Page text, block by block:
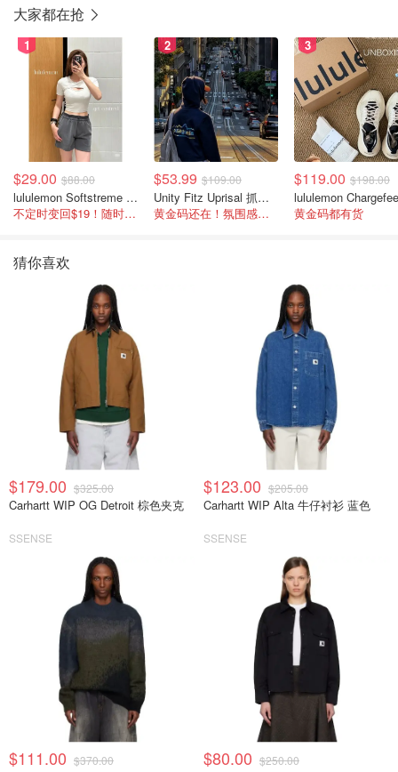
大家都在抢
1
$29.00 $88.00
lululemon Softstreme 女士高腰短裤 10cm
不定时变回$19！随时点进来看
2
$53.99 $109.00
Unity Fitz Uprisal 抓绒卫衣
黄金码还在！氛围感之神
3
$119.00 $198.00
黄金码都有货
猜你喜欢
$179.00 $325.00
Carhartt WIP OG Detroit 棕色夹克
SSENSE
$123.00 $205.00
Carhartt WIP Alta 牛仔衬衫 蓝色
SSENSE
$111.00 $370.00 $80.00 $250.00